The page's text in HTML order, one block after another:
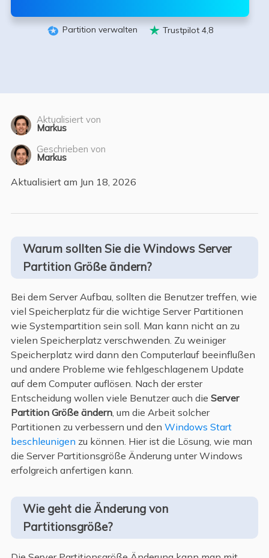
 Partition verwalten  Trustpilot 4,8
Aktualisiert von
Markus
Geschrieben von
Markus
Aktualisiert am Jun 18, 2026
Warum sollten Sie die Windows Server
Partition Größe ändern?
Bei dem Server Aufbau, sollten die Benutzer treffen, wie
viel Speicherplatz für die wichtige Server Partitionen
wie Systempartition sein soll. Man kann nicht an zu
vielen Speicherplatz verschwenden. Zu weiniger
Speicherplatz wird dann den Computerlauf beeinflußen
und andere Probleme wie fehlgeschlagenem Update
auf dem Computer auflösen. Nach der erster
Entscheidung wollen viele Benutzer auch die Server
Partition Größe ändern, um die Arbeit solcher
Partitionen zu verbessern und den Windows Start
beschleunigen zu können. Hier ist die Lösung, wie man
die Server Partitionsgröße Änderung unter Windows
erfolgreich anfertigen kann.
Wie geht die Änderung von
Partitionsgröße?